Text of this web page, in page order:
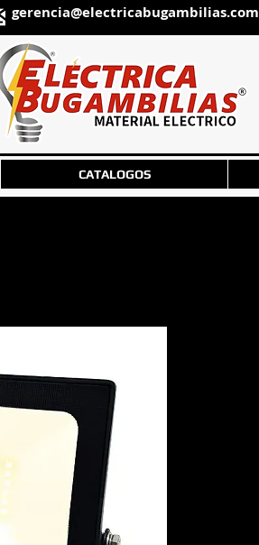
gerencia@electricabugambilias.com
CATALOGOS